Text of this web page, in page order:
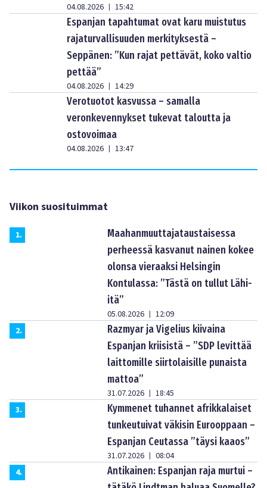
04.08.2026 | 15:42
Espanjan tapahtumat ovat karu muistutus
rajaturvallisuuden merkityksestä –
Seppänen: ”Kun rajat pettävät, koko valtio
pettää”
04.08.2026 | 14:29
Verotuotot kasvussa – samalla
veronkevennykset tukevat taloutta ja
ostovoimaa
04.08.2026 | 13:47
Viikon suosituimmat
1.
Maahanmuuttajataustaisessa
perheessä kasvanut nainen kokee
olonsa vieraaksi Helsingin
Kontulassa: ”Tästä on tullut Lähi-
itä”
05.08.2026 | 12:09
2.
Razmyar ja Vigelius kiivaina
Espanjan kriisistä – ”SDP levittää
laittomille siirtolaisille punaista
mattoa”
31.07.2026 | 18:45
3.
Kymmenet tuhannet afrikkalaiset
tunkeutuivat väkisin Eurooppaan –
Espanjan Ceutassa ”täysi kaaos”
31.07.2026 | 08:04
4.
Antikainen: Espanjan raja murtui –